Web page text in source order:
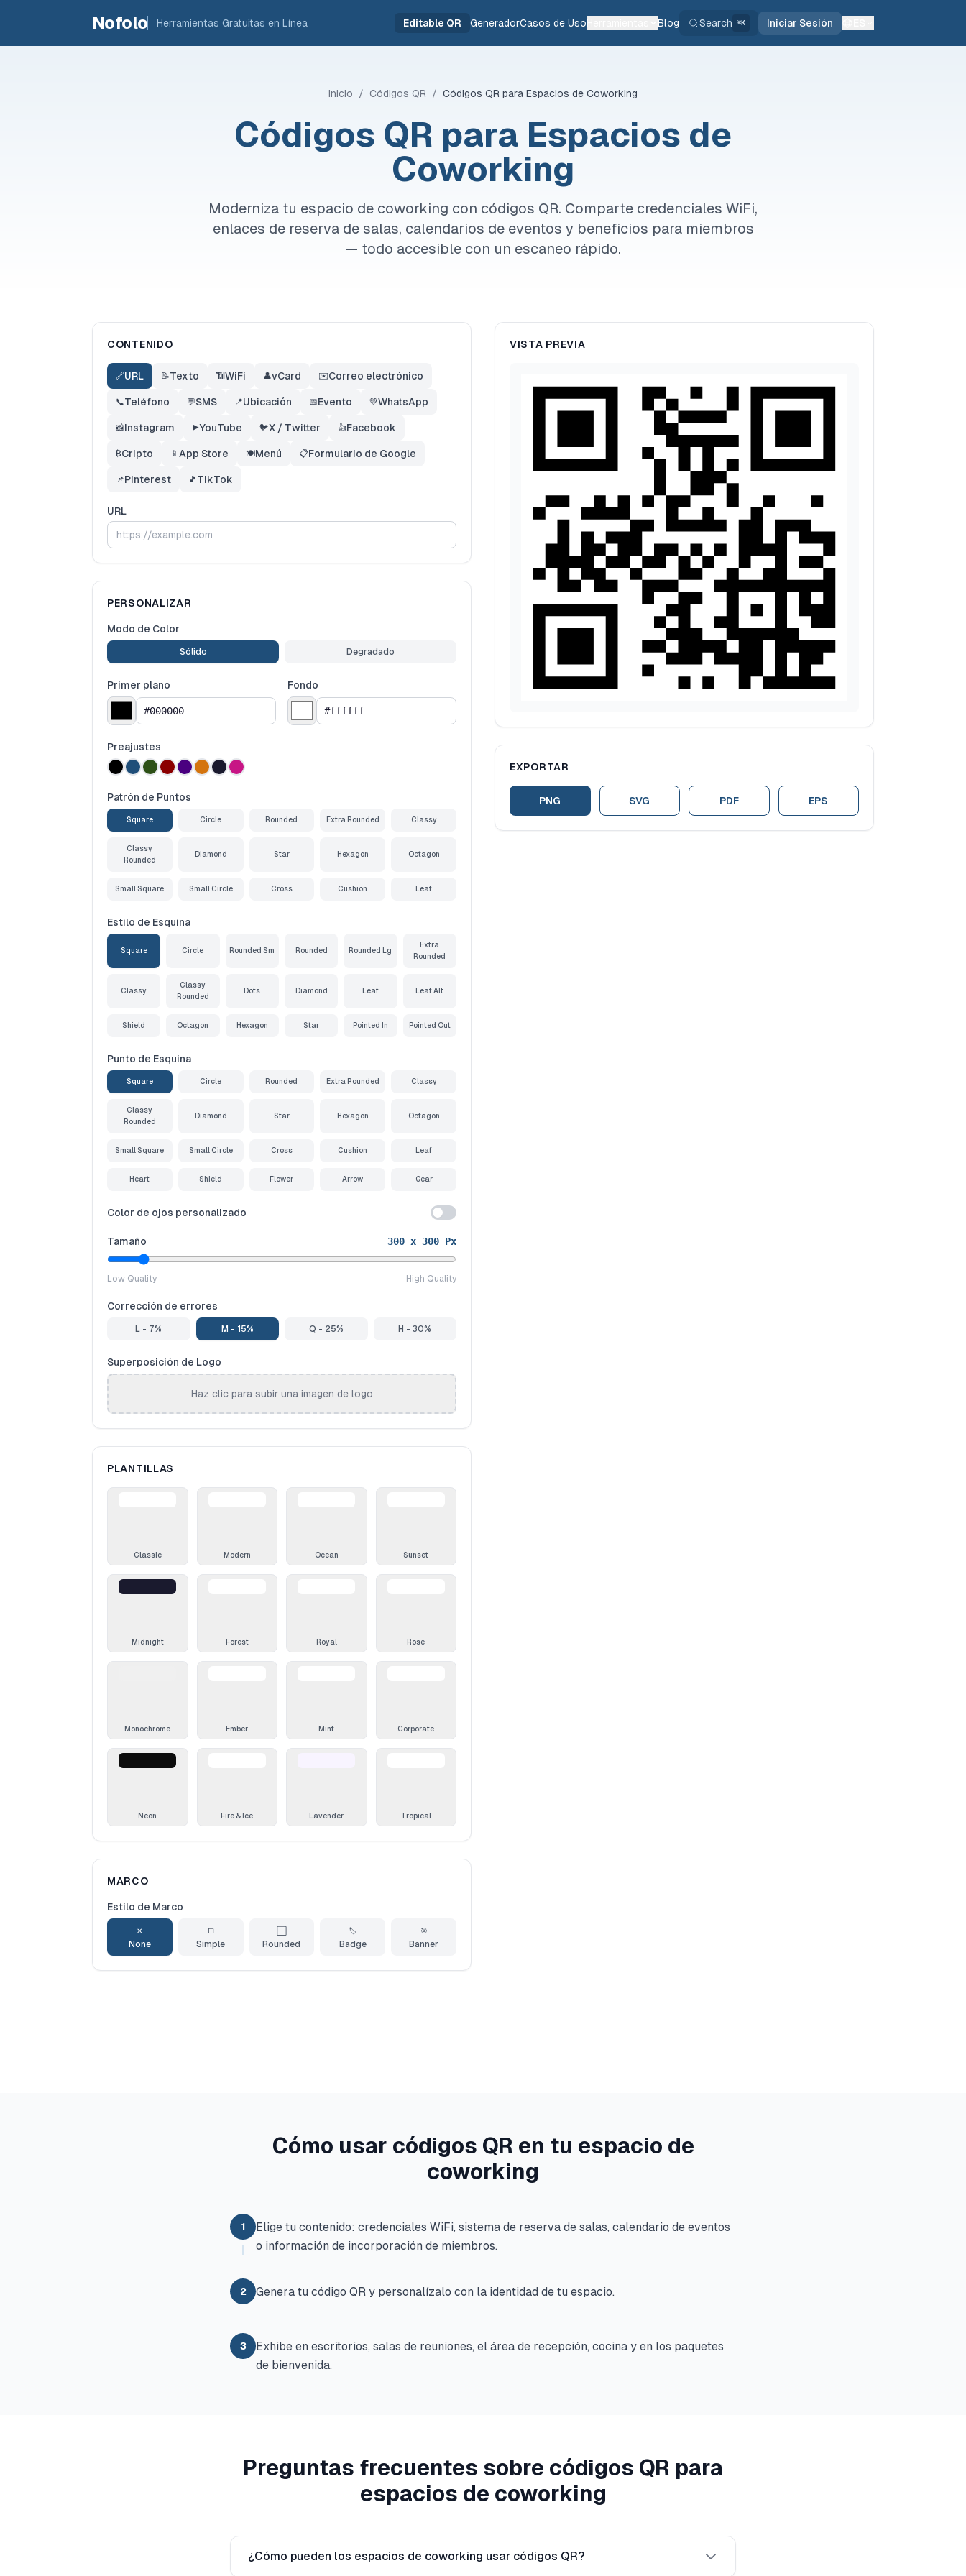
Nofolo Herramientas Gratuitas en Línea Editable QR GeneradorCasos de Uso Blog Search ⌘K Iniciar Sesión
Inicio / Códigos QR / Códigos QR para Espacios de Coworking
Códigos QR para Espacios de
Coworking
Moderniza tu espacio de coworking con códigos QR. Comparte credenciales WiFi,
enlaces de reserva de salas, calendarios de eventos y beneficios para miembros
— todo accesible con un escaneo rápido.
CONTENIDO
🔗URL 📝Texto 📶 WiFi 👤vCard ✉️Correo electrónico
📞Teléfono 💬SMS 📍Ubicación 📅Evento 💚WhatsApp
📸Instagram ▶️YouTube 🐦X / Twitter 👍Facebook
₿Cripto 📱 App Store 🍽️Menú 📋Formulario de Google
📌Pinterest 🎵 TikTok
URL
PERSONALIZAR
Modo de Color
Sólido Degradado
Primer plano Fondo
Preajustes
Patrón de Puntos
Square Circle Rounded Extra Rounded Classy
Classy
Rounded
Diamond Star Hexagon Octagon
Small Square Small Circle Cross Cushion Leaf
Estilo de Esquina
Square Circle Rounded Sm Rounded Rounded Lg
Extra
Rounded
Classy
Classy
Rounded
Dots Diamond Leaf Leaf Alt
Shield Octagon Hexagon Star Pointed In Pointed Out
Punto de Esquina
Square Circle Rounded Extra Rounded Classy
Classy
Rounded
Diamond Star Hexagon Octagon
Small Square Small Circle Cross Cushion Leaf
Heart Shield Flower Arrow Gear
Color de ojos personalizado
Tamaño 300 x 300 Px
Low Quality High Quality
Corrección de errores
L - 7% M - 15% Q - 25% H - 30%
Superposición de Logo
Haz clic para subir una imagen de logo
PLANTILLAS
Classic Modern Ocean Sunset
Midnight Forest Royal Rose
Monochrome Ember Mint Corporate
Neon Fire & Ice Lavender Tropical
MARCO
Estilo de Marco
✕
None
▢
Simple Rounded
🏷️
Badge
🎯
Banner
VISTA PREVIA
EXPORTAR
PNG SVG PDF EPS
Cómo usar códigos QR en tu espacio de
coworking
1
Elige tu contenido: credenciales WiFi, sistema de reserva de salas, calendario de eventos
o información de incorporación de miembros.
2 Genera tu código QR y personalízalo con la identidad de tu espacio.
3
Exhibe en escritorios, salas de reuniones, el área de recepción, cocina y en los paquetes
de bienvenida.
Preguntas frecuentes sobre códigos QR para
espacios de coworking
¿Cómo pueden los espacios de coworking usar códigos QR?